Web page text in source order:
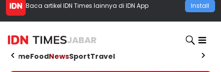
Baca artikel IDN Times lainnya di IDN App Install
JABAR
HomeFoodNewsSportTravel